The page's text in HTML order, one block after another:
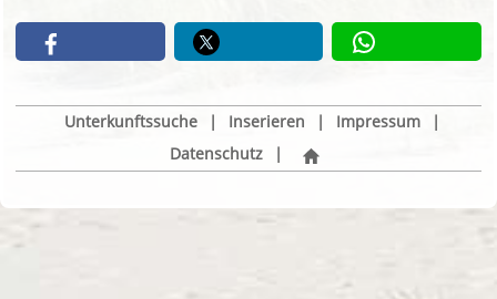
Unterkunftssuche | Inserieren | Impressum
|
Datenschutz
|